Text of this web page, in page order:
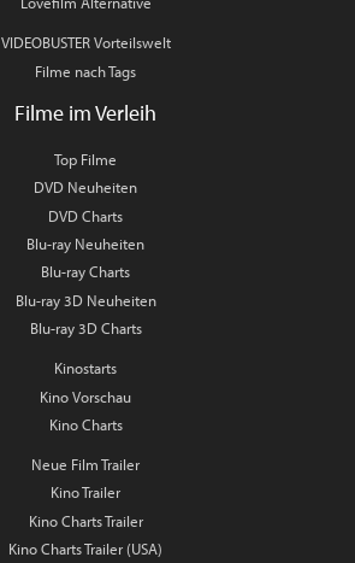
VIDEOBUSTER Vorteilswelt
Filme nach Tags
Filme im Verleih
Top Filme
DVD Neuheiten
DVD Charts
Blu-ray Neuheiten
Blu-ray Charts
Blu-ray 3D Neuheiten
Blu-ray 3D Charts
Kinostarts
Kino Vorschau
Kino Charts
Neue Film Trailer
Kino Trailer
Kino Charts Trailer
Kino Charts Trailer (USA)